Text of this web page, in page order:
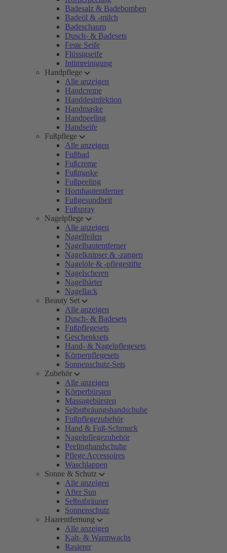
Badesalz & Badebomben
Badeöl & -milch
Badeschaum
Dusch- & Badesets
Feste Seife
Flüssigseife
Intimreinigung
Handpflege
Alle anzeigen
Handcreme
Handdesinfektion
Handmaske
Handpeeling
Handseife
Fußpflege
Alle anzeigen
Fußbad
Fußcreme
Fußmaske
Fußpeeling
Hornhautentferner
Fußgesundheit
Fußspray
Nagelpflege
Alle anzeigen
Nagelfeilen
Nagelhautentferner
Nagelknipser & -zangen
Nagelöle & -pflegestifte
Nagelscheren
Nagelhärter
Nagellack
Beauty Set
Alle anzeigen
Dusch- & Badesets
Fußpflegesets
Geschenksets
Hand- & Nagelpflegesets
Körperpflegesets
Sonnenschutz-Sets
Zubehör
Alle anzeigen
Körperbürsten
Massagebürsten
Selbstbräungshandschuhe
Fußpflegezubehör
Hand & Fuß-Schmuck
Nagelpflegezubehör
Peelinghandschuhe
Pflege Accessoires
Waschlappen
Sonne & Schutz
Alle anzeigen
After Sun
Selbstbräuner
Sonnenschutz
Haarentfernung
Alle anzeigen
Kalt- & Warmwachs
Rasierer